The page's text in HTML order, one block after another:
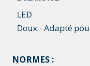
LED
Doux - Adapté
NORMES :